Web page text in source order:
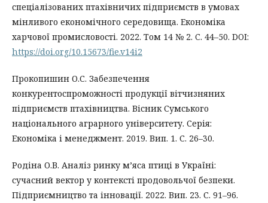
спеціалізованих птахівничих підприємств в умовах
мінливого економічного середовища. Економіка
харчової промисловості. 2022. Том 14 № 2. C. 44–50. DOI:
https://doi.org/10.15673/fie.v14i2
Прокопишин О.С. Забезпечення
конкурентоспроможності продукції вітчизняних
підприємств птахівництва. Вісник Сумського
національного аграрного університету. Серія:
Економіка і менеджмент. 2019. Вип. 1. С. 26–30.
Родіна О.В. Аналіз ринку м’яса птиці в Україні:
сучасний вектор у контексті продовольчої безпеки.
Підприємництво та інновації. 2022. Вип. 23. С. 91–96.